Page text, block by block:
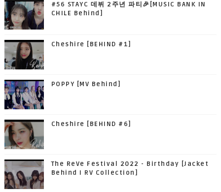
#56 STAYC 데뷔 2주년 파티🎉[MUSIC BANK IN
CHILE Behind]
Cheshire [BEHIND #1]
POPPY [MV Behind]
Cheshire [BEHIND #6]
The ReVe Festival 2022 - Birthday [Jacket
Behind I RV Collection]